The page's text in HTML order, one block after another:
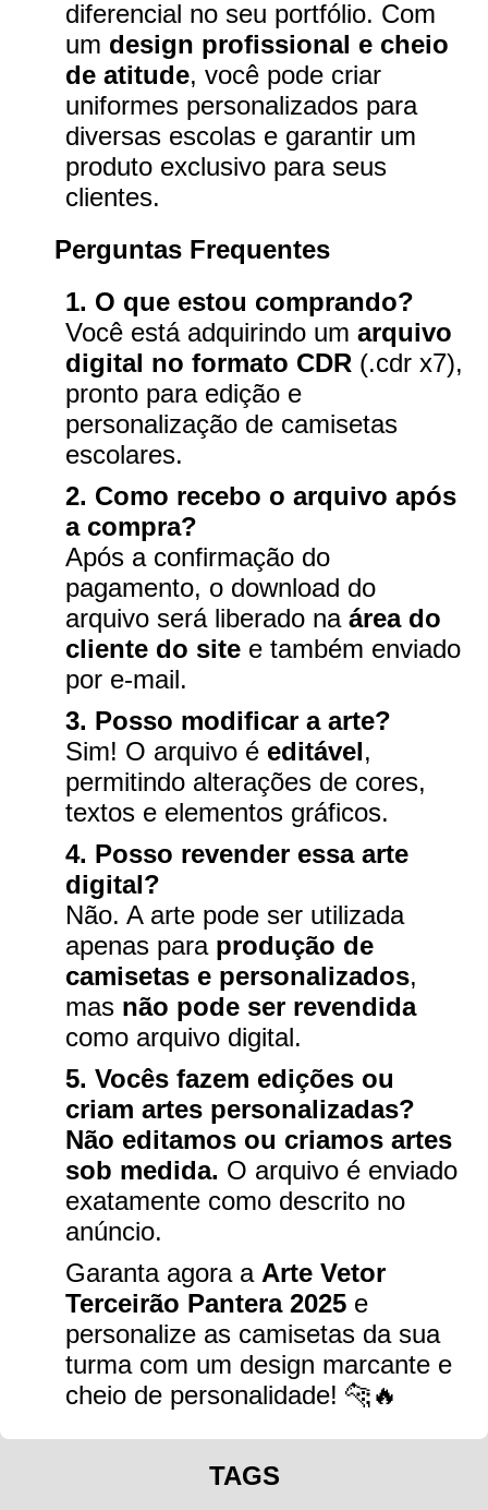
diferencial no seu portfólio. Com
um design profissional e cheio
de atitude, você pode criar
uniformes personalizados para
diversas escolas e garantir um
produto exclusivo para seus
clientes.
Perguntas Frequentes
1. O que estou comprando?
Você está adquirindo um arquivo
digital no formato CDR (.cdr x7),
pronto para edição e
personalização de camisetas
escolares.
2. Como recebo o arquivo após
a compra?
Após a confirmação do
pagamento, o download do
arquivo será liberado na área do
cliente do site e também enviado
por e-mail.
3. Posso modificar a arte?
Sim! O arquivo é editável,
permitindo alterações de cores,
textos e elementos gráficos.
4. Posso revender essa arte
digital?
Não. A arte pode ser utilizada
apenas para produção de
camisetas e personalizados,
mas não pode ser revendida
como arquivo digital.
5. Vocês fazem edições ou
criam artes personalizadas?
Não editamos ou criamos artes
sob medida. O arquivo é enviado
exatamente como descrito no
anúncio.
Garanta agora a Arte Vetor
Terceirão Pantera 2025 e
personalize as camisetas da sua
turma com um design marcante e
cheio de personalidade! 🐆🔥
TAGS